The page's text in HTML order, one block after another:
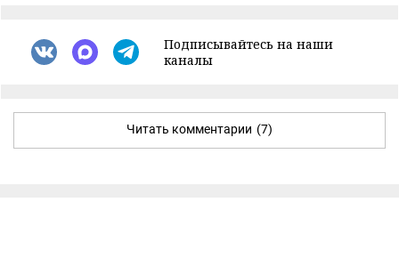
Подписывайтесь на наши
каналы
Читать комментарии (7)